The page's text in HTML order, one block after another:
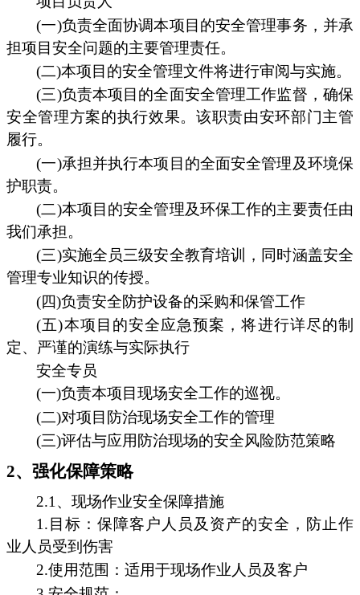
(一)负责全面协调本项目的安全管理事务，并承
担项目安全问题的主要管理责任。
(二)本项目的安全管理文件将进行审阅与实施。
(三)负责本项目的全面安全管理工作监督，确保
安全管理方案的执行效果。该职责由安环部门主管
履行。
(一)承担并执行本项目的全面安全管理及环境保
护职责。
(二)本项目的安全管理及环保工作的主要责任由
我们承担。
(三)实施全员三级安全教育培训，同时涵盖安全
管理专业知识的传授。
(四)负责安全防护设备的采购和保管工作
(五)本项目的安全应急预案，将进行详尽的制
定、严谨的演练与实际执行
安全专员
(一)负责本项目现场安全工作的巡视。
(二)对项目防治现场安全工作的管理
(三)评估与应用防治现场的安全风险防范策略
2、强化保障策略
2.1、现场作业安全保障措施
1.目标：保障客户人员及资产的安全，防止作
业人员受到伤害
2.使用范围：适用于现场作业人员及客户